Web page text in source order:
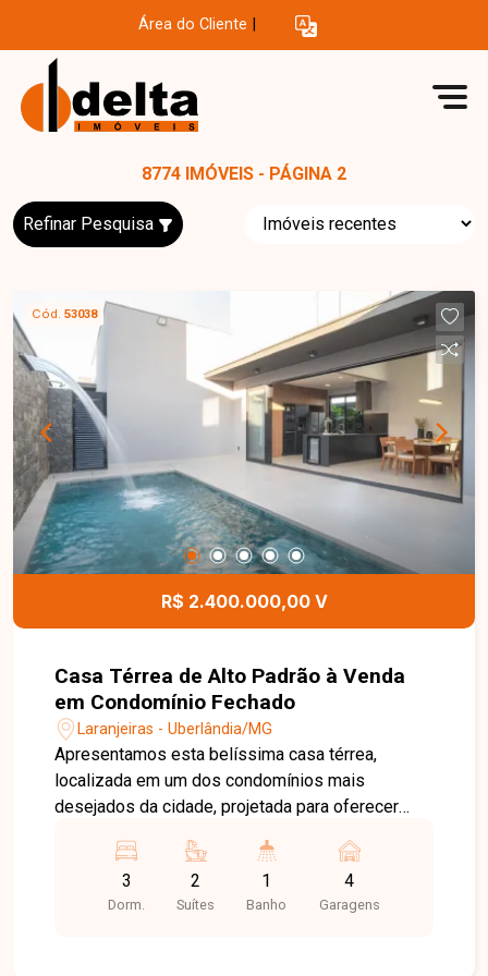
Área do Cliente
8774 IMÓVEIS - PÁGINA 2
Refinar Pesquisa
Cód. 53038
R$ 2.400.000,00 V
Casa Térrea de Alto Padrão à Venda
em Condomínio Fechado
Laranjeiras - Uberlândia/MG
Apresentamos esta belíssima casa térrea,
localizada em um dos condomínios mais
desejados da cidade, projetada para oferecer
detalhe. Com 360 m² de terreno e 191 m² de área
construída, o imóvel possui arquitetura
contemporânea, excelente distribuição dos
3
Dorm.
2
Suítes
1
Banho
4
Garagens